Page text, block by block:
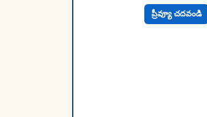
ప్రీవ్యూ చదవండి